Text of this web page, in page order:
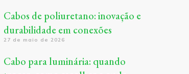
Cabos de poliuretano: inovação e
durabilidade em conexões
27 de maio de 2026
Cabo para luminária: quando